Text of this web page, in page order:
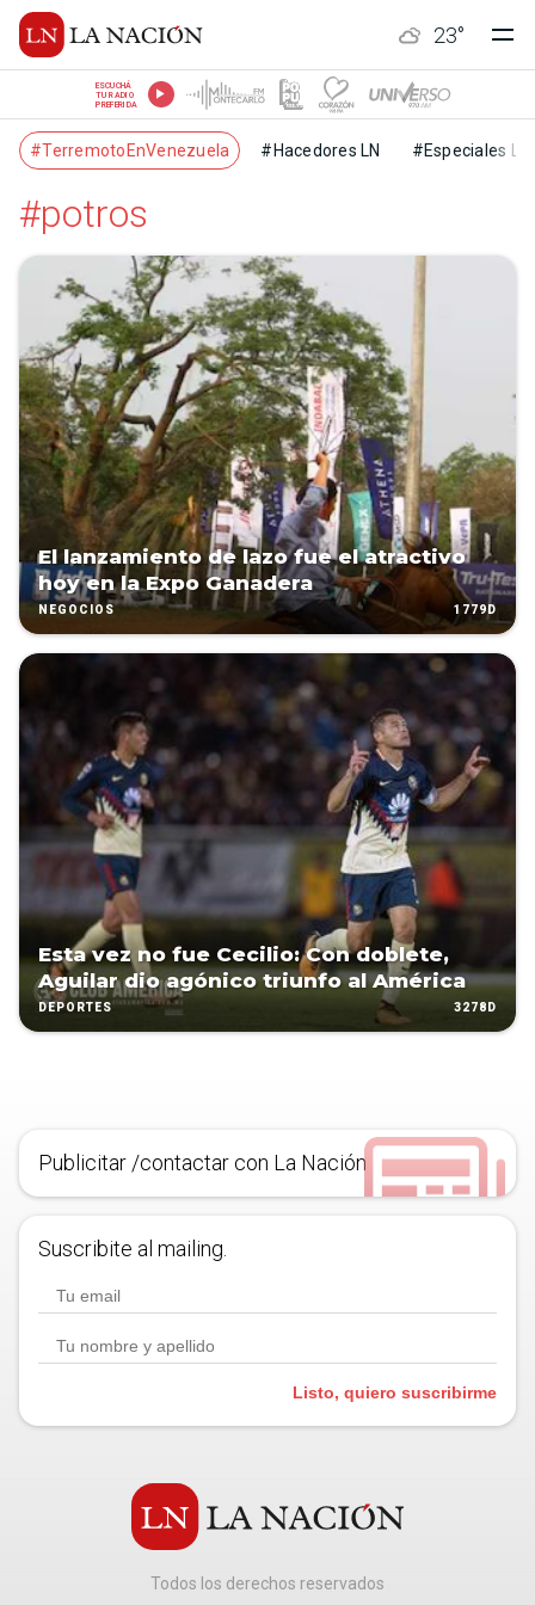
23°
ESCUCHÁ
TU RADIO
PREFERIDA
#TerremotoEnVenezuela #Hacedores LN #Especiales LN
#potros
El lanzamiento de lazo fue el atractivo
hoy en la Expo Ganadera
NEGOCIOS 1779D
Esta vez no fue Cecilio: Con doblete,
Aguilar dio agónico triunfo al América
DEPORTES 3278D
Publicitar /contactar con La Nación
Suscribite al mailing.
Listo, quiero suscribirme
Todos los derechos reservados